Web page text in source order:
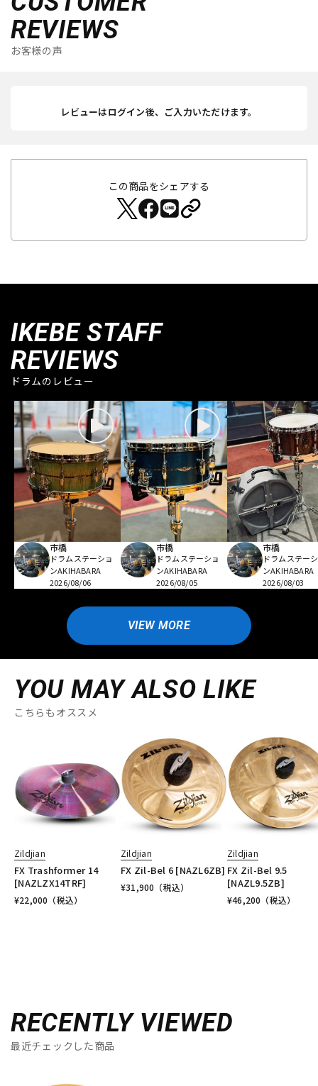
REVIEWS
お客様の声
レビューはログイン後、ご入力いただけます。
この商品をシェアする
IKEBE STAFF
REVIEWS
ドラムのレビュー
市橋
ドラムステーショ
ンAKIHABARA
2026/08/06
市橋
ドラムステーショ
ンAKIHABARA
2026/08/05
市橋
ドラムステー
ンAKIHABARA
2026/08/03
VIEW MORE
YOU MAY ALSO LIKE
こちらもオススメ
Zildjian
FX Trashformer 14
[NAZLZX14TRF]
¥22,000 （税込）
Zildjian
FX Zil-Bel 6 [NAZL6ZB]
¥31,900 （税込）
Zildjian
FX Zil-Bel 9.5
[NAZL9.5ZB]
¥46,200 （税込）
RECENTLY VIEWED
最近チェックした商品